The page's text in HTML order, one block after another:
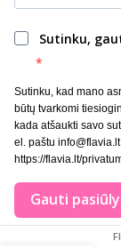
Sutinku,
Sutinku, kad mano
būtų tvarkomi
kada atšaukti savo
el. paštu
https://flavia.lt/
Gauti